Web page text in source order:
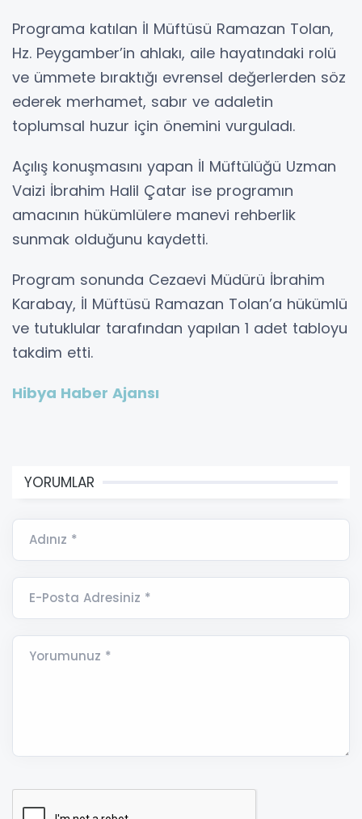
Programa katılan İl Müftüsü Ramazan Tolan,
Hz. Peygamber’in ahlakı, aile hayatındaki rolü
ve ümmete bıraktığı evrensel değerlerden söz
ederek merhamet, sabır ve adaletin
toplumsal huzur için önemini vurguladı.
Açılış konuşmasını yapan İl Müftülüğü Uzman
Vaizi İbrahim Halil Çatar ise programın
amacının hükümlülere manevi rehberlik
sunmak olduğunu kaydetti.
Program sonunda Cezaevi Müdürü İbrahim
Karabay, İl Müftüsü Ramazan Tolan’a hükümlü
ve tutuklular tarafından yapılan 1 adet tabloyu
takdim etti.
Hibya Haber Ajansı
YORUMLAR
Adınız *
E-Posta Adresiniz *
Yorumunuz *